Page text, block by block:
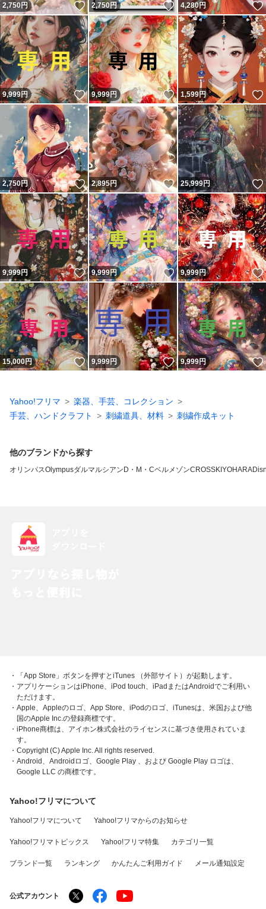
2,750円 いいね！
2,750円 いいね！
4,280円
9,999円 いいね！
9,999円 いいね！
1,599円
2,750円 いいね！
2,895円 いいね！
25,999円
9,999円 いいね！
9,999円 いいね！
9,999円
15,000円 いいね！
9,999円 いいね！
9,999円
Yahoo!フリマ
楽器、手芸、コレクション
手芸、ハンドクラフト
刺繍道具、材料 刺繍作成キット
他のブランドから探す
オリンパスOlympusダルマルシアン D・M・CベルメゾンCROSSKIYOHARA
・「App Store」ボタンを押すとiTunes （外部サイト）が起動します。
・アプリケーションはiPhone、iPod touch、iPadまたはAndroidでご利用い
ただけます。
・Apple、Appleのロゴ、App Store、iPodのロゴ、iTunesは、米国および他
国のApple Inc.の登録商標です。
・iPhone商標は、アイホン株式会社のライセンスに基づき使用されていま
す。
・Copyright (C) Apple Inc. All rights reserved.
・Android、Androidロゴ、Google Play 、および Google Play ロゴは、
Google LLC の商標です。
Yahoo!フリマについて
Yahoo!フリマについて Yahoo!フリマからのお知らせ
Yahoo!フリマトピックス Yahoo!フリマ特集 カテゴリ一覧
ブランド一覧 ランキング かんたんご利用ガイド メール通知設定
公式アカウント